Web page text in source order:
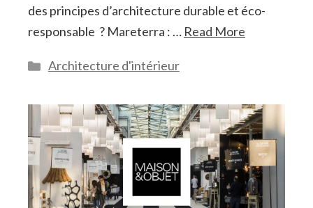
des principes d’architecture durable et éco-
responsable ? Mareterra : … Read More
Catégories
Architecture d'intérieur